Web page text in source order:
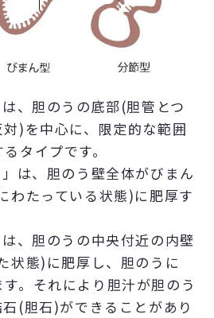
は、胆のうの底部(胆管とつ
)を中心に、限定的な範囲
タイプです。
は、胆のう壁全体がびまん
わたっている状態)に肥厚す
は、胆のうの中央付近の内壁
状態) に肥厚し、胆のうに
す。それにより胆汁が胆のう
(胆石)ができることがあり